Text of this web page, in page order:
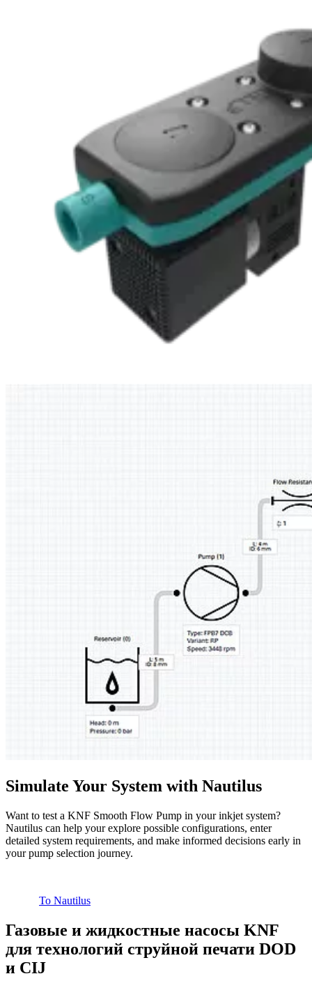
Simulate Your System with Nautilus
Want to test a KNF Smooth Flow Pump in your inkjet system?
Nautilus can help your explore possible configurations, enter
detailed system requirements, and make informed decisions early in
your pump selection journey.
To Nautilus
Газовые и жидкостные насосы KNF
для технологий струйной печати DOD
и CIJ